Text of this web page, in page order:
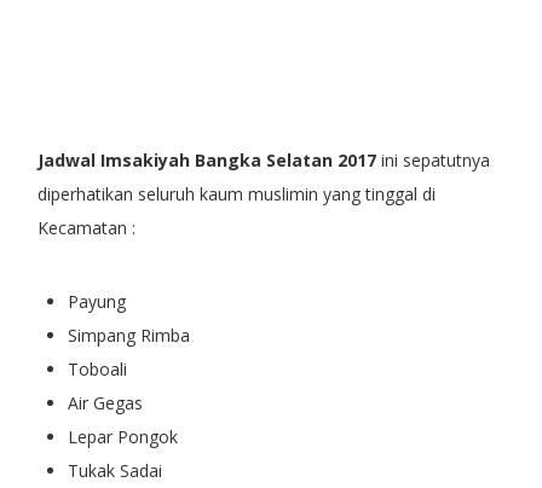
Jadwal Imsakiyah Bangka Selatan 2017ini sepatutnya
diperhatikan seluruh kaum muslimin yang tinggal di
Kecamatan :
Payung
Simpang Rimba
Toboali
Air Gegas
Lepar Pongok
Tukak Sadai